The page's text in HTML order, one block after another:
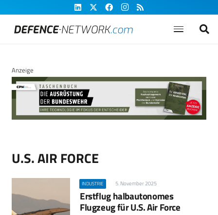
Anzeige
U.S. AIR FORCE
INDUSTRIE 5. November 2025
Erstflug halbautonomes
Flugzeug für U.S. Air Force